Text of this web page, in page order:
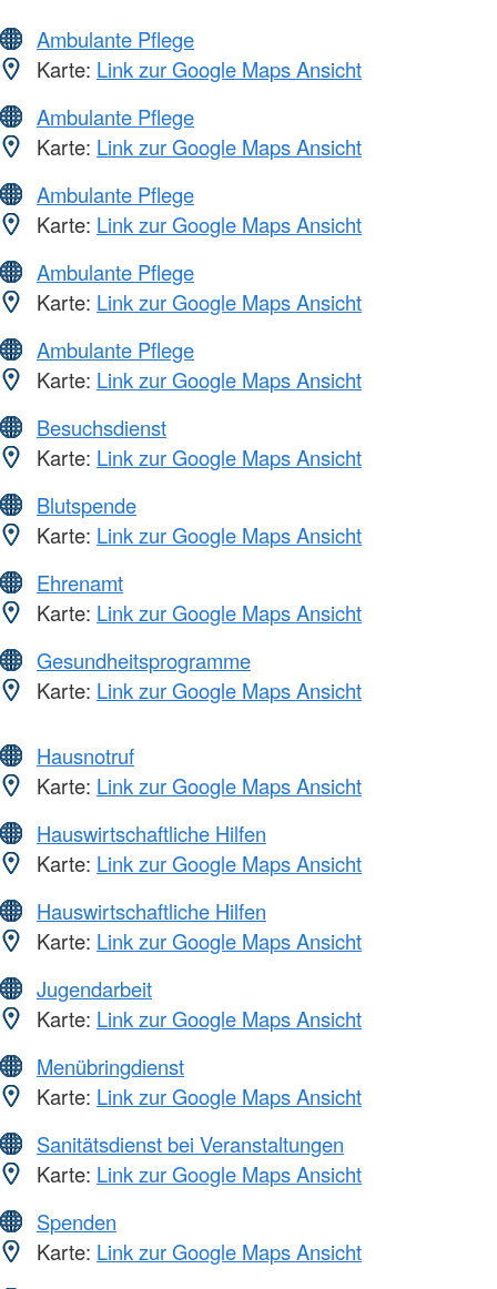
Ambulante Pflege
Karte: Link zur Google Maps Ansicht
Ambulante Pflege
Karte: Link zur Google Maps Ansicht
Ambulante Pflege
Karte: Link zur Google Maps Ansicht
Ambulante Pflege
Karte: Link zur Google Maps Ansicht
Ambulante Pflege
Karte: Link zur Google Maps Ansicht
Besuchsdienst
Karte: Link zur Google Maps Ansicht
Blutspende
Karte: Link zur Google Maps Ansicht
Ehrenamt
Karte: Link zur Google Maps Ansicht
Gesundheitsprogramme
Karte: Link zur Google Maps Ansicht
Hausnotruf
Karte: Link zur Google Maps Ansicht
Hauswirtschaftliche Hilfen
Karte: Link zur Google Maps Ansicht
Hauswirtschaftliche Hilfen
Karte: Link zur Google Maps Ansicht
Jugendarbeit
Karte: Link zur Google Maps Ansicht
Menübringdienst
Karte: Link zur Google Maps Ansicht
Sanitätsdienst bei Veranstaltungen
Karte: Link zur Google Maps Ansicht
Spenden
Karte: Link zur Google Maps Ansicht